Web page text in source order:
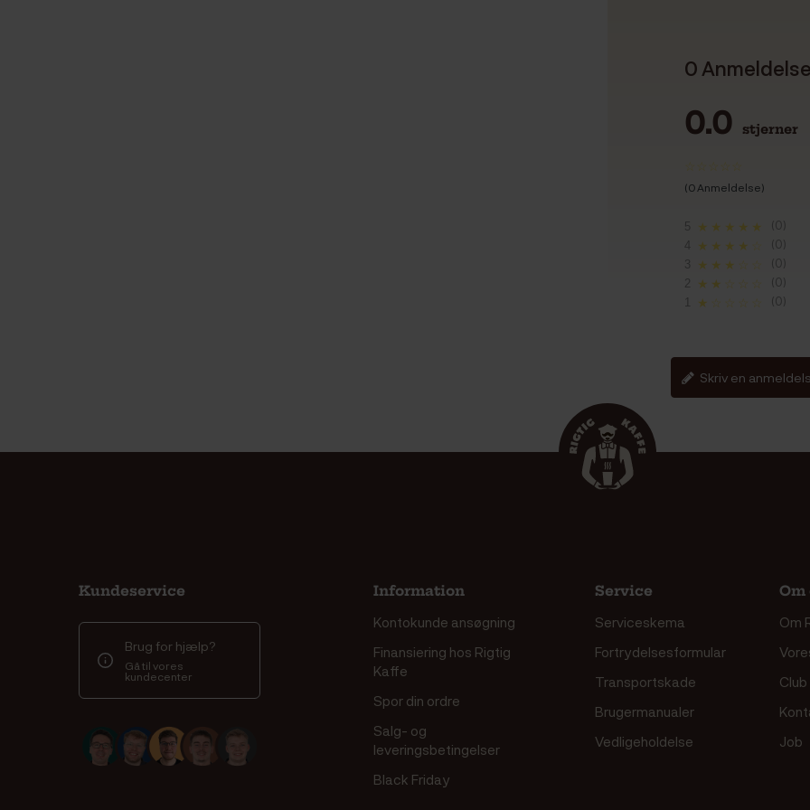
0
0.0 stjerner
(0 Anmeldelse)
5 ★★★★★ (0)
★★★★☆ (0)
3 ★★★☆☆ (0)
2 ★★☆☆☆ (0)
1 ★☆☆☆☆ (0)
Skriv en
Kundeservice
Brug for hjælp?
Gå til vores
kundecenter
Information
Kontokunde ansøgning
Finansiering hos Rigtig
Kaffe
Spor din ordre
Salg- og
leveringsbetingelser
Black Friday
Service
Serviceskema
Fortrydelsesformular
Transportskade
Brugermanualer
Vedligeholdelse
Om
Om
Job